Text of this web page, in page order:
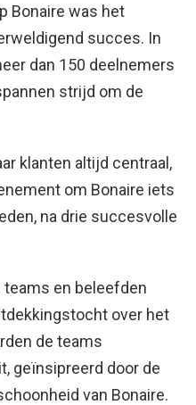
Bonaire was het
succes. In
dan 150 deelnemers
strijd om de
klanten altijd centraal,
om Bonaire iets
na drie succesvolle
teams en beleefden
over het
de teams
geïnsipreerd door de
van Bonaire.